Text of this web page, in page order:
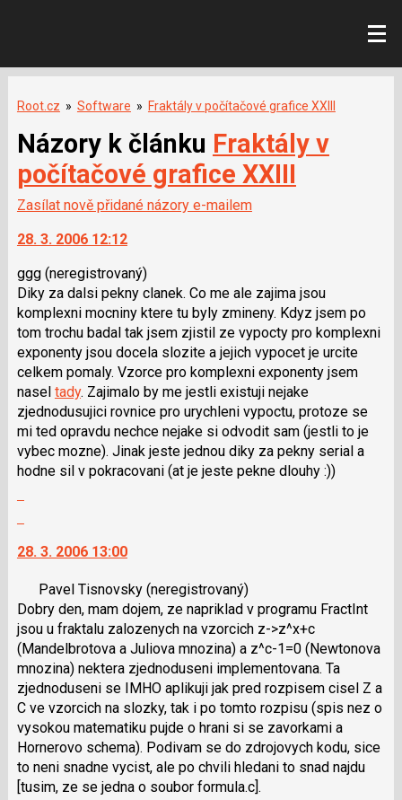
Root.cz » Software » Fraktály v počítačové grafice XXIII
Názory k článku Fraktály v
počítačové grafice XXIII
Zasílat nově přidané názory e-mailem
28. 3. 2006 12:12
ggg (neregistrovaný)
Diky za dalsi pekny clanek. Co me ale zajima jsou
komplexni mocniny ktere tu byly zmineny. Kdyz jsem po
tom trochu badal tak jsem zjistil ze vypocty pro komplexni
exponenty jsou docela slozite a jejich vypocet je urcite
celkem pomaly. Vzorce pro komplexni exponenty jsem
nasel tady. Zajimalo by me jestli existuji nejake
zjednodusujici rovnice pro urychleni vypoctu, protoze se
mi ted opravdu nechce nejake si odvodit sam (jestli to je
vybec mozne). Jinak jeste jednou diky za pekny serial a
hodne sil v pokracovani (at je jeste pekne dlouhy :))
další
názor.
K
navigaci
lze
použít
i
klávesy
N
pro
následující
a
28. 3. 2006 13:00
Pavel Tisnovsky (neregistrovaný)
Dobry den, mam dojem, ze napriklad v programu FractInt
jsou u fraktalu zalozenych na vzorcich z->z^x+c
(Mandelbrotova a Juliova mnozina) a z^c-1=0 (Newtonova
mnozina) nektera zjednoduseni implementovana. Ta
zjednoduseni se IMHO aplikuji jak pred rozpisem cisel Z a
C ve vzorcich na slozky, tak i po tomto rozpisu (spis nez o
vysokou matematiku pujde o hrani si se zavorkami a
Hornerovo schema). Podivam se do zdrojovych kodu, sice
to neni snadne vycist, ale po chvili hledani to snad najdu
[tusim, ze se jedna o soubor formula.c].